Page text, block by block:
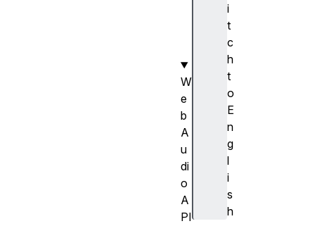
i
t
c
h
t
o
E
n
g
l
i
s
h
W
e
b
A
u
di
o
A
PI